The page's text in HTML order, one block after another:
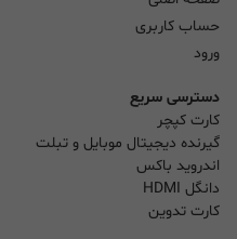
حساب کاربری
ورود
دسترسی سریع
کارت کپچر
گیرنده دیجیتال موبایل و تبلت
اندروید باکس
دانگل HDMI
کارت تدوین